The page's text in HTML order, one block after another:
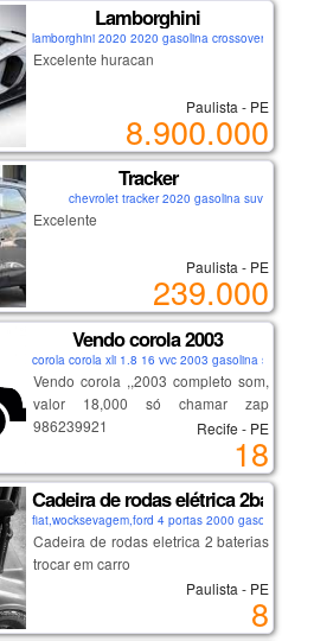
Lamborghini
lamborghini 2020 2020 gasolina crossover
Excelente huracan
Paulista - PE
8.900.000
Tracker
chevrolet tracker 2020 gasolina suv
Excelente
Paulista - PE
239.000
Vendo corola 2003
corola corola xli 1.8 16 vvc 2003 gasolina sedan
Vendo corola ,,2003 completo som,
valor 18,000 só chamar zap
986239921
Recife - PE
18
Cadeira de rodas elétrica
fiat,wocksevagem,ford 4 portas 2000 gasolina
Cadeira de rodas eletrica 2 baterias
trocar em carro
Paulista - PE
8